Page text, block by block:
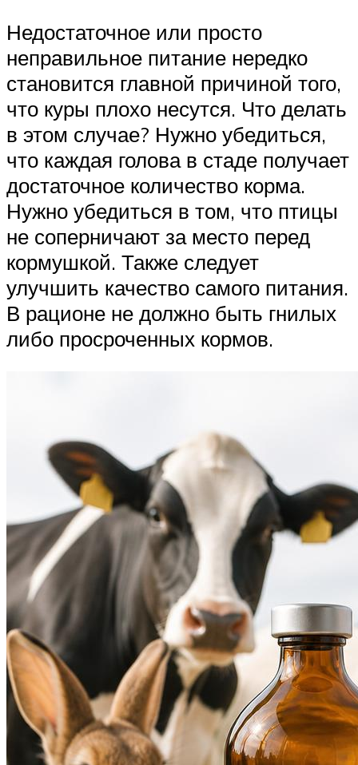
Недостаточное или просто
неправильное питание нередко
становится главной причиной того,
что куры плохо несутся. Что делать
в этом случае? Нужно убедиться,
что каждая голова в стаде получает
достаточное количество корма.
Нужно убедиться в том, что птицы
не соперничают за место перед
кормушкой. Также следует
улучшить качество самого питания.
В рационе не должно быть гнилых
либо просроченных кормов.